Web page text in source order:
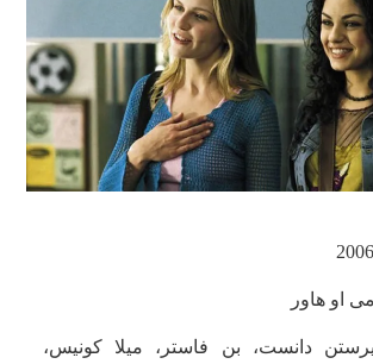
2006
او هاور
دانست، بن فاستر، میلا کونیس،